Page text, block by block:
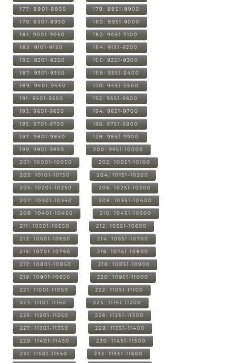
177: 8801-8850 178: 8851-8900
179: 8901-8950 180: 8951-9000
181: 9001-9050 182: 9051-9100
183: 9101-9150 184: 9151-9200
185: 9201-9250 186: 9251-9300
187: 9301-9350 188: 9351-9400
189: 9401-9450 190: 9451-9500
191: 9501-9550 192: 9551-9600
193: 9601-9650 194: 9651-9700
195: 9701-9750 196: 9751-9800
197: 9801-9850 198: 9851-9900
199: 9901-9950 200: 9951-10000
201: 10001-10050 202: 10051-10100
203: 10101-10150 204: 10151-10200
205: 10201-10250 206: 10251-10300
207: 10301-10350 208: 10351-10400
209: 10401-10450 210: 10451-10500
211: 10501-10550 212: 10551-10600
213: 10601-10650 214: 10651-10700
215: 10701-10750 216: 10751-10800
217: 10801-10850 218: 10851-10900
219: 10901-10950 220: 10951-11000
221: 11001-11050 222: 11051-11100
223: 11101-11150 224: 11151-11200
225: 11201-11250 226: 11251-11300
227: 11301-11350 228: 11351-11400
229: 11401-11450 230: 11451-11500
231: 11501-11550 232: 11551-11600